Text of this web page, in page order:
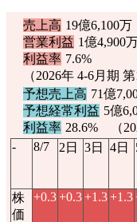
売上高 19億6,100万
営業利益 1億4,900
利益率 7.6%
（2026年 4-6月期
予想売上高 71億
予想経常利益 5億
利益率 28.6% （
-
8/7 2日 3日 4日
株
価
+0.3+0.3+1.3+1.3